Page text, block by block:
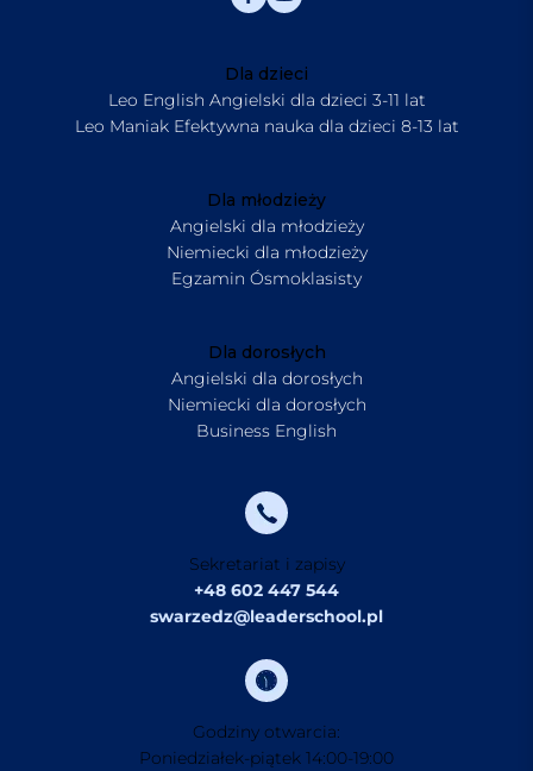
Dla dzieci
Leo English Angielski dla dzieci 3-11 lat
Leo Maniak Efektywna nauka dla dzieci 8-13 lat
Dla młodzieży
Angielski dla młodzieży
Niemiecki dla młodzieży
Egzamin Ósmoklasisty
Dla dorosłych
Angielski dla dorosłych
Niemiecki dla dorosłych
Business English
Sekretariat i zapisy
+48 602 447 544
swarzedz@leaderschool.pl
Godziny otwarcia:
Poniedziałek-piątek 14:00-19:00